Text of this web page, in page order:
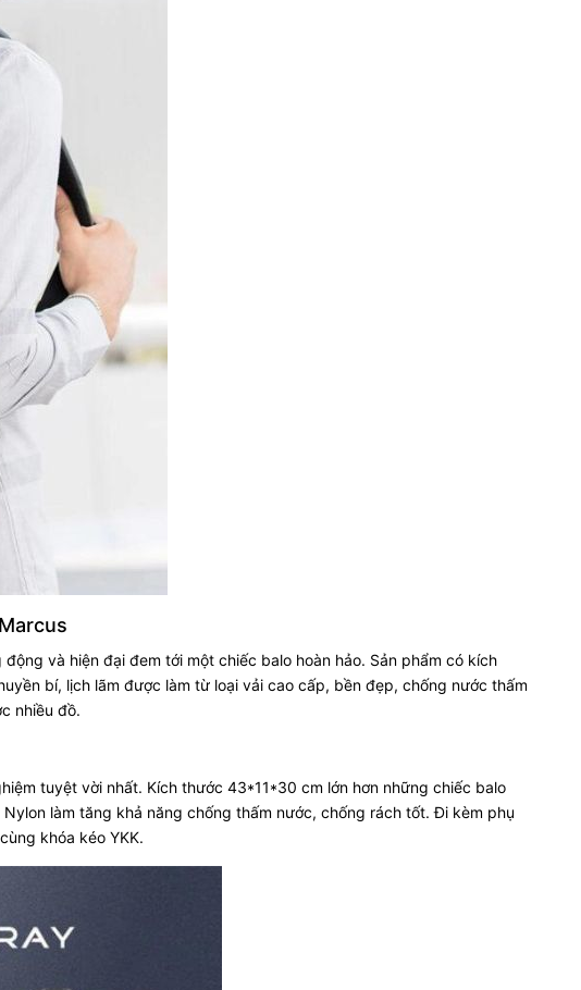
và hiện đại đem tới một chiếc balo hoàn hảo. Sản phẩm có kích
bí, lịch lãm được làm từ loại vải cao cấp, bền đẹp, chống nước thấm
nhiều đồ.
tuyệt vời nhất. Kích thước 43*11*30 cm lớn hơn những chiếc balo
làm tăng khả năng chống thấm nước, chống rách tốt. Đi kèm phụ
khóa kéo YKK.